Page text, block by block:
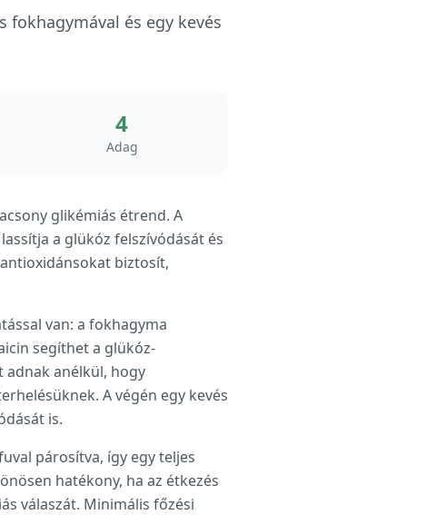
és egy kevés
4
Adag
glikémiás étrend. A
a glükóz felszívódását és
biztosít,
van: a fokhagyma
segíthet a glükóz-
adnak anélkül, hogy
A végén egy kevés
is.
párosítva, így egy teljes
hatékony, ha az étkezés
válaszát. Minimális főzési